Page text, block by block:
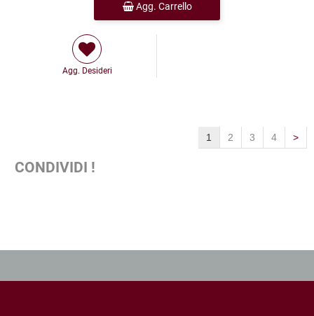
Agg. Carrello
Agg. Desideri
1 2 3 4 >
CONDIVIDI !